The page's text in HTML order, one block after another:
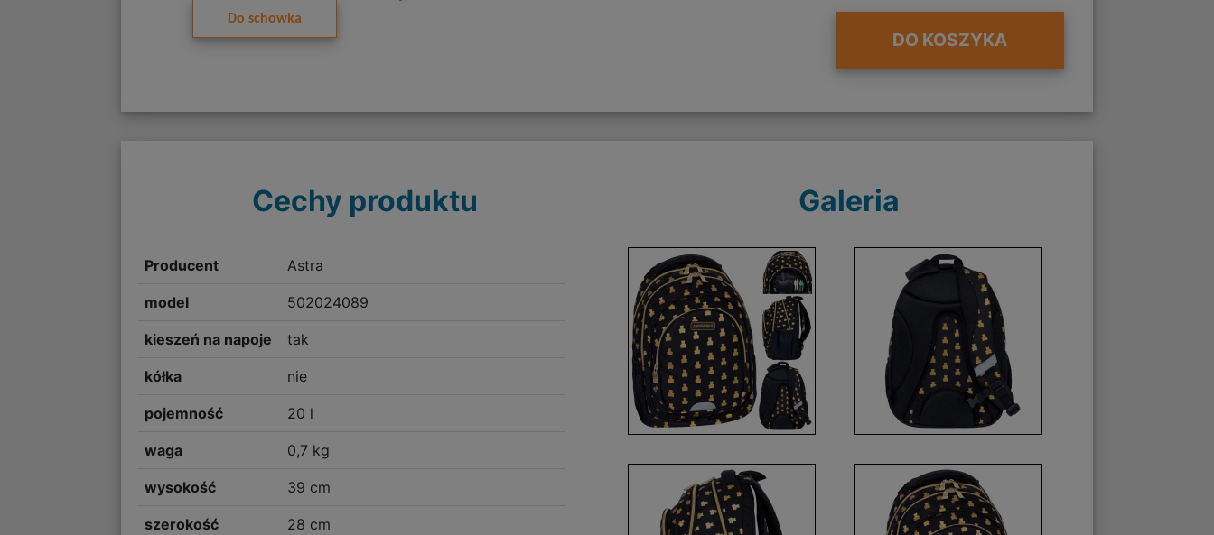
Do schowka
DO KOSZYKA
Cechy produktu
Producent Astra
model 502024089
kieszeń na napoje tak
kółka nie
pojemność 20 l
waga 0,7 kg
wysokość 39 cm
szerokość 28 cm
Galeria